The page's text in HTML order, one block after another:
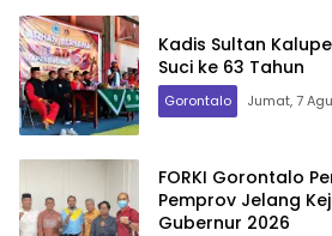
Kadis Sultan
Suci ke 63 Tahun
Gorontalo Jumat, 7
FORKI Gorontalo
Pemprov Jelang
Gubernur 2026